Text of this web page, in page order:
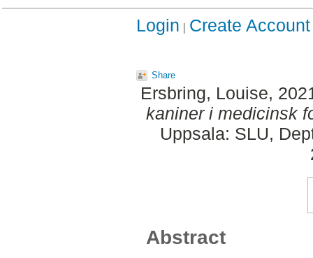
Login Create Account
Share
Ersbring, Louise,
kaniner i medicinsk
Uppsala: SLU,
Abstract